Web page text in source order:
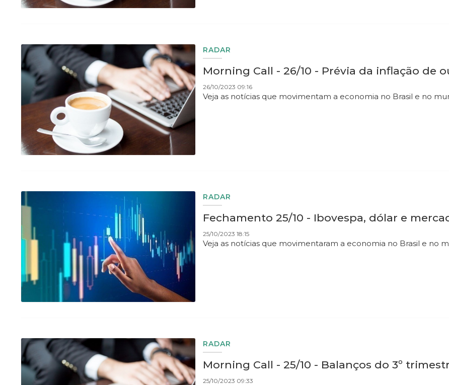
RADAR
Morning Call - 26/10 - Prévia da inflação de
26/10/2023 09:16
Veja as notícias que movimentam a economia no Brasil e no
RADAR
Fechamento 25/10 - Ibovespa, dólar e
25/10/2023 18:15
Veja as notícias que movimentaram a economia no Brasil e no
RADAR
Morning Call - 25/10 - Balanços do 3º
25/10/2023 09:33